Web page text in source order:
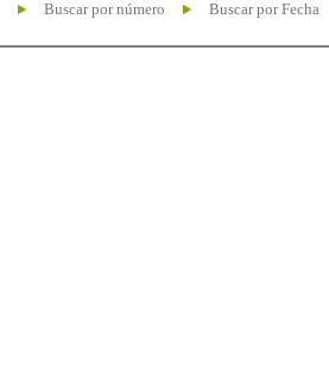
Buscar por número Buscar por Fecha